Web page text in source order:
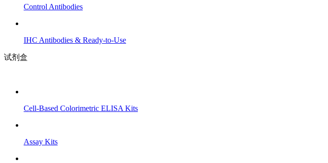
Control Antibodies
IHC Antibodies & Ready-to-Use
试剂盒
Cell-Based Colorimetric ELISA Kits
Assay Kits